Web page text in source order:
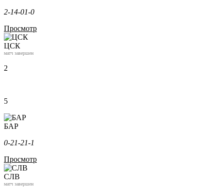
2-14-01-0
Просмотр
ЦСК
матч завершен
2
5
БАР
0-21-21-1
Просмотр
СЛВ
матч завершен